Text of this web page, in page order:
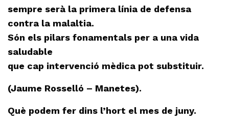
sempre serà la primera línia de defensa
contra la malaltia.
Són els pilars fonamentals per a una vida
saludable
que cap intervenció mèdica pot substituir.
(Jaume Rosselló – Manetes).
Què podem fer dins l’hort el mes de juny.